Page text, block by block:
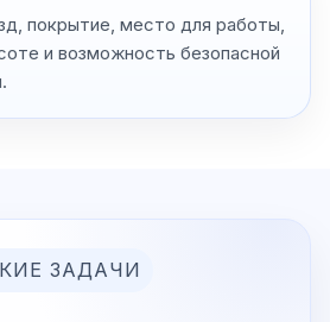
покрытие, место для работы,
и возможность безопасной
ЗАДАЧИ